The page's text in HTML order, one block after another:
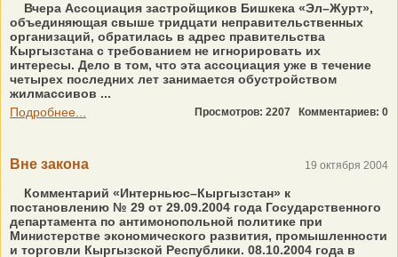
Вчера Ассоциация застройщиков Бишкека «Эл–Журт»,
объединяющая свыше тридцати неправительственных
организаций, обратилась в адрес правительства
Кыргызстана с требованием не игнорировать их
интересы. Дело в том, что эта ассоциация уже в течение
четырех последних лет занимается обустройством
жилмассивов ...
Подробнее...
Просмотров: 2207 Комментариев: 0
Вне закона 19 октября 2004
Комментарий «Интерньюс–Кыргызстан» к
постановлению № 29 от 29.09.2004 года Государственного
департамента по антимонопольной политике при
Министерстве экономического развития, промышленности
и торговли Кыргызской Республики. 08.10.2004 года в